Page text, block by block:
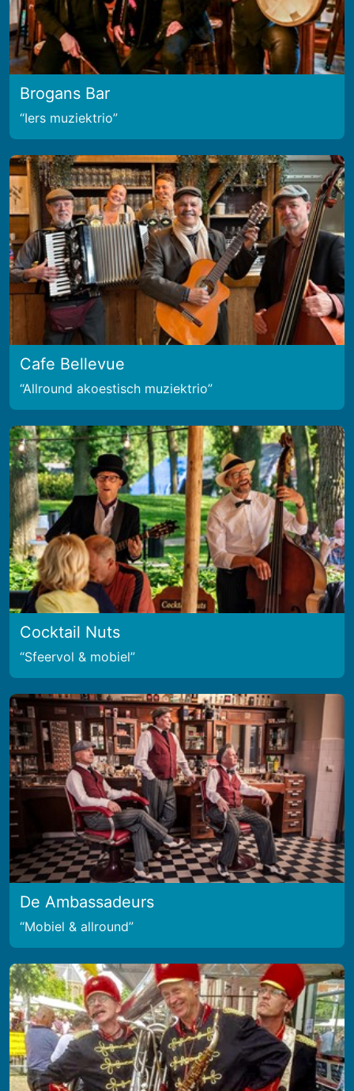
Brogans Bar
Iers muziektrio
Cafe Bellevue
Allround akoestisch muziektrio
Cocktail Nuts
Sfeervol & mobiel
De Ambassadeurs
Mobiel & allround